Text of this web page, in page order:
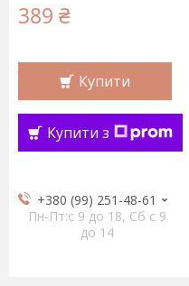
389 ₴
Купити
Купити з
+380 (99) 251-48-61
Пн-Пт:c 9 до 18, Сб с 9
до 14